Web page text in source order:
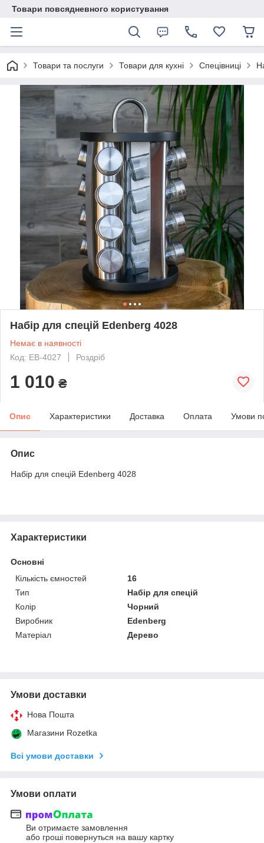
Товари повсядневного користування
Товари та послуги Товари для кухні Спецівниці
Набір для спецій Edenberg 4028
Немає в наявності
Код: EB-4027
Роздріб
1 010 ₴
Опис Характеристики Доставка Оплата Умови
Опис
Набір для спецій Edenberg 4028
Характеристики
Основні
Кількість ємностей
16
Тип
Набір для спецій
Колір
Чорний
Виробник
Edenberg
Матеріал
Дерево
Умови доставки
Нова Пошта
Магазини Rozetka
Всі умови доставки
Умови оплати
Ви отримаєте замовлення
або гроші повернуться на вашу картку